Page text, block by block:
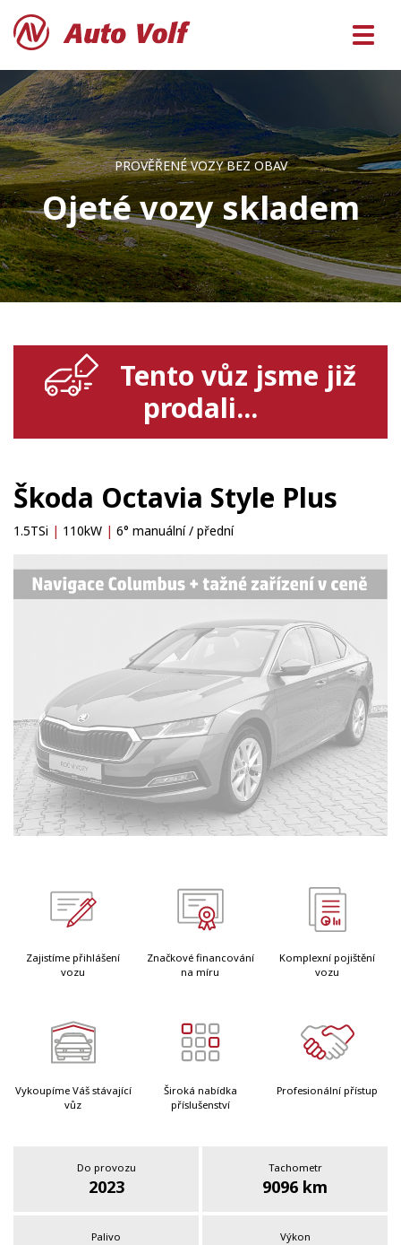
PROVĚŘENÉ VOZY BEZ OBAV
Ojeté vozy skladem
Tento vůz jsme již
prodali...
Škoda Octavia Style Plus
1.5TSi | 110kW | 6° manuální / přední
Zajistíme přihlášení
vozu
Značkové financování
na míru
Komplexní pojištění
vozu
Vykoupíme Váš stávající
vůz
Široká nabídka
příslušenství
Profesionální přístup
Do provozu
2023
Tachometr
9096 km
Palivo Výkon